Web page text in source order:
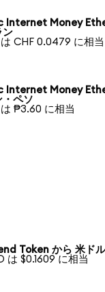
Internet Money
ン
は CHF 0.0479 に相当
Internet Money
・ペソ
は ₱3.60 に相当
Token から 米ドル
は $0.1609 に相当